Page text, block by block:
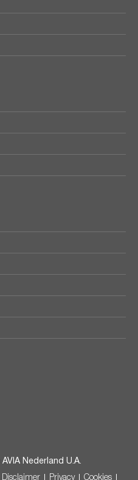
Nederland U.A.
Disclaimer Privacy Cookies